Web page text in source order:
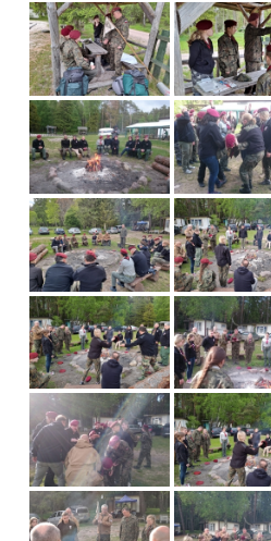
Dla harcerzy i rodziców
Ryngraf Pamiątkowy
Odznaka Honorowa 7
Nasze twarze
Galeria
Galerie 1983-2025
Galeria 2026
Multimedia
Kontakt